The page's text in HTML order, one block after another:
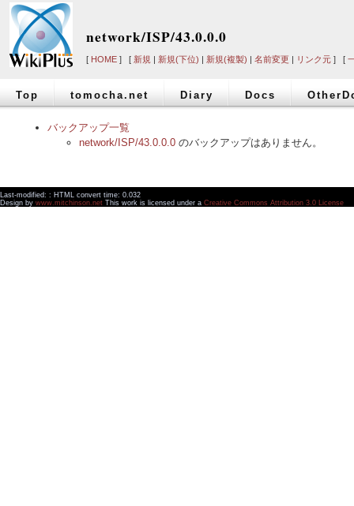
network/ISP/43.0.0.0
[ HOME ] [ 新規 | 新規(下位) | 新規(複製) | 名前変更 | リンク元 ] [
Top tomocha.net Diary Docs
バックアップ一覧
network/ISP/43.0.0.0 のバックアップはありません。
Last-modified: : HTML convert time: 0.032
Design by www.mitchinson.net This work is licensed under a Creative Commons Attribution 3.0 License